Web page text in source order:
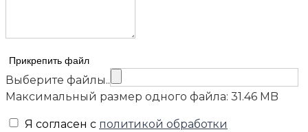
Прикрепить файл
Выберите файлы..
Максимальный размер одного файла: 31.46 MB
Я согласен с политикой обработки